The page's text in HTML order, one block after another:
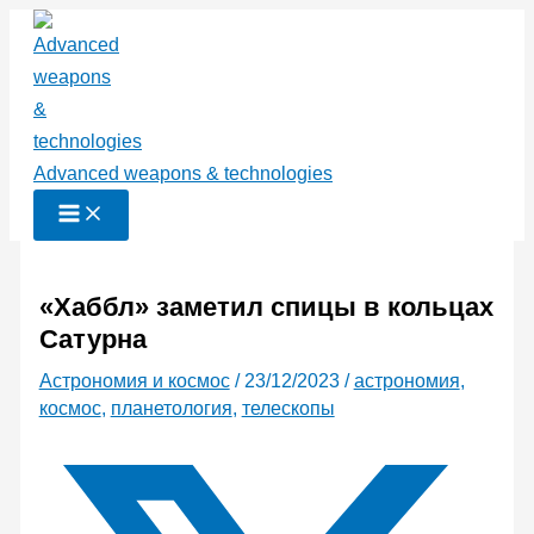
Перейти
содержимому
Advanced weapons & technologies
«Хаббл» заметил спицы в кольцах
Сатурна
Астрономия и космос/ 23/12/2023 /астрономия,
космос, планетология, телескопы